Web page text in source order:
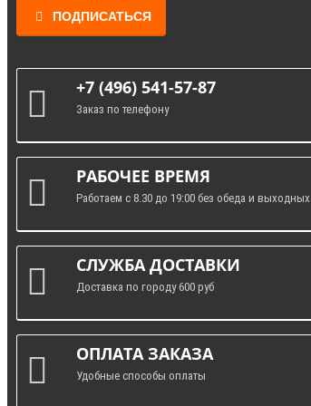
ПОДПИСАТЬСЯ
+7 (496) 541-57-87
Заказ по телефону
РАБОЧЕЕ ВРЕМЯ
Работаем с 8.30 до 19:00 без обеда и выходных
СЛУЖБА ДОСТАВКИ
Доставка по городу 600 руб
ОПЛАТА ЗАКАЗА
Удобные способы оплаты